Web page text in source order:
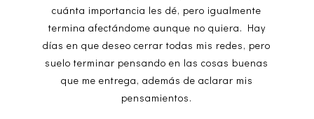
cuánta importancia les dé, pero igualmente
termina afectándome aunque no quiera. Hay
días en que deseo cerrar todas mis redes, pero
suelo terminar pensando en las cosas buenas
que me entrega, además de aclarar mis
pensamientos.